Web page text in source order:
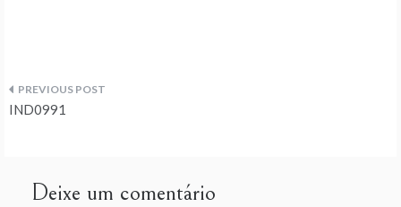
Navegação
artigos
IND0991
Deixe um comentário